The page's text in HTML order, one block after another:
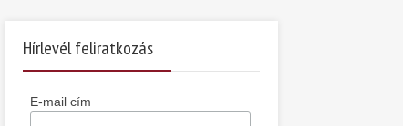
Hírlevél feliratkozás
E-mail cím